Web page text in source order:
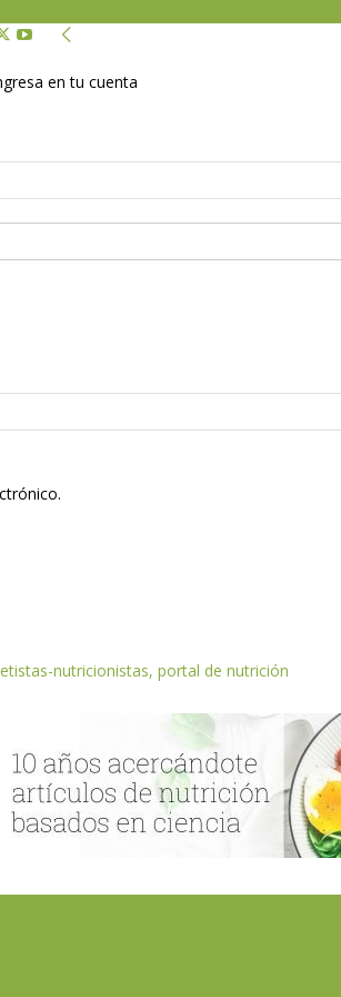
en tu cuenta
nutricionistas, portal de nutrición